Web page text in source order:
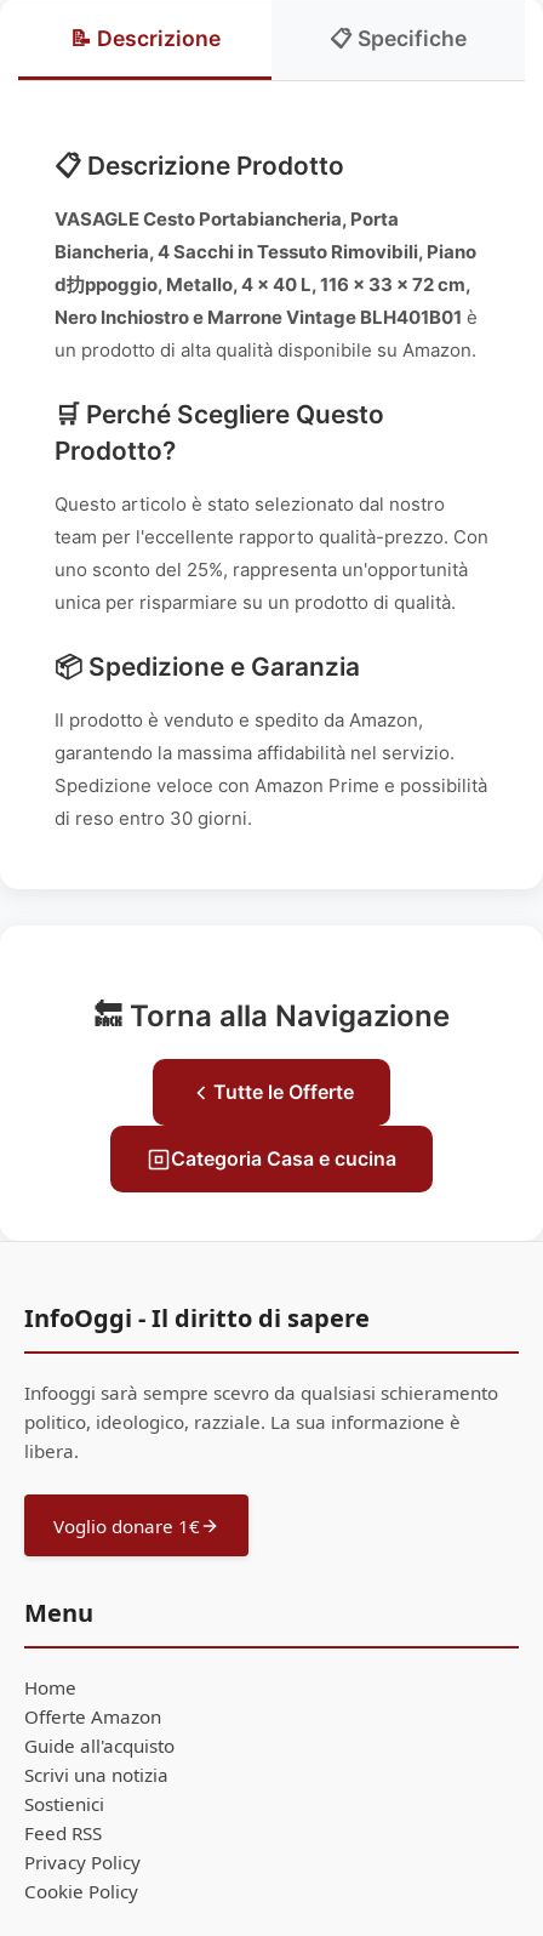
📝 Descrizione 📋 Specifiche
📋 Descrizione Prodotto
VASAGLE Cesto Portabiancheria, Porta
Biancheria, 4 Sacchi in Tessuto Rimovibili, Piano
d扐ppoggio, Metallo, 4 x 40 L, 116 x 33 x 72 cm,
Nero Inchiostro e Marrone Vintage BLH401B01 è
un prodotto di alta qualità disponibile su Amazon.
🛒 Perché Scegliere Questo
Prodotto?
Questo articolo è stato selezionato dal nostro
team per l'eccellente rapporto qualità-prezzo. Con
uno sconto del 25%, rappresenta un'opportunità
unica per risparmiare su un prodotto di qualità.
📦 Spedizione e Garanzia
Il prodotto è venduto e spedito da Amazon,
garantendo la massima affidabilità nel servizio.
Spedizione veloce con Amazon Prime e possibilità
di reso entro 30 giorni.
🔙 Torna alla Navigazione
Tutte le Offerte
Categoria Casa e cucina
InfoOggi - Il diritto di sapere
Infooggi sarà sempre scevro da qualsiasi schieramento
politico, ideologico, razziale. La sua informazione è
libera.
Voglio donare 1€
Menu
Home
Offerte Amazon
Guide all'acquisto
Scrivi una notizia
Sostienici
Feed RSS
Privacy Policy
Cookie Policy